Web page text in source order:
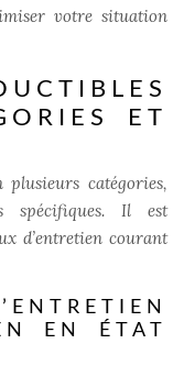
votre situation
ET
plusieurs catégories,
spécifiques. Il est
d’entretien courant
EN ÉTAT